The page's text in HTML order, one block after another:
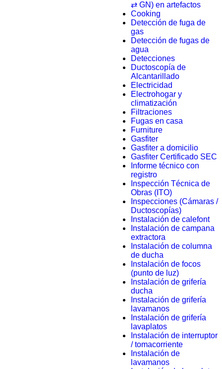
⇄ GN) en artefactos
Cooking
Detección de fuga de
gas
Detección de fugas de
agua
Detecciones
Ductoscopía de
Alcantarillado
Electricidad
Electrohogar y
climatización
Filtraciones
Fugas en casa
Furniture
Gasfiter
Gasfiter a domicilio
Gasfiter Certificado SEC
Informe técnico con
registro
Inspección Técnica de
Obras (ITO)
Inspecciones (Cámaras /
Ductoscopías)
Instalación de calefont
Instalación de campana
extractora
Instalación de columna
de ducha
Instalación de focos
(punto de luz)
Instalación de grifería
ducha
Instalación de grifería
lavamanos
Instalación de grifería
lavaplatos
Instalación de interruptor
/ tomacorriente
Instalación de
lavamanos